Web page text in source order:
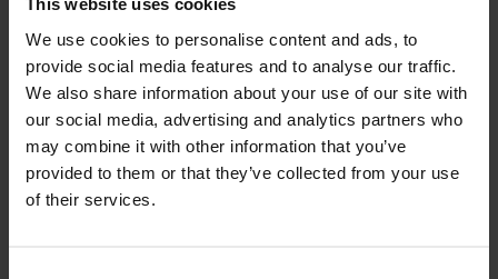
We use cookies to personalise content and ads, to
provide social media features and to analyse our traffic.
We also share information about your use of our site with
our social media, advertising and analytics partners who
may combine it with other information that you’ve
provided to them or that they’ve collected from your use
of their services.
izvajanje takšne dejavnosti.
V skladu z izbranim načrtom boste prejeli provizije
in proračun za trženje.
Model izplačil je do 35 % deleža prihodkov in do
3600 EUR letno za tržne kampanje.